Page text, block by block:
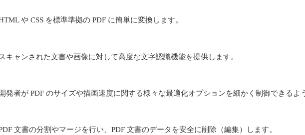
や CSS を標準準拠の PDF に簡単に変換します。
キャンされた文書や画像に対して高度な文字認識機能を提供します。
発者が PDF のサイズや描画速度に関する様々な最適化オプションを細かく制御できるよ
文書の分割やマージを行い、PDF 文書のデータを安全に削除（編集）します。